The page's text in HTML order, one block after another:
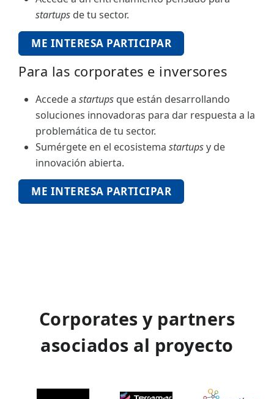
startups de tu sector.
ME INTERESA PARTICIPAR
Para las corporates e inversores
Accede a startups que están desarrollando
soluciones innovadoras para dar respuesta a la
problemática de tu sector.
Sumérgete en el ecosistema startupsy de
innovación abierta.
ME INTERESA PARTICIPAR
Corporates y partners
asociados al proyecto